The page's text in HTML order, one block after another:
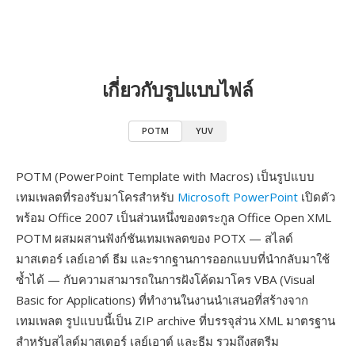
เกี่ยวกับรูปแบบไฟล์
POTM YUV
POTM (PowerPoint Template with Macros) เป็นรูปแบบ
เทมเพลตที่รองรับมาโครสำหรับ Microsoft PowerPoint เปิดตัว
พร้อม Office 2007 เป็นส่วนหนึ่งของตระกูล Office Open XML
POTM ผสมผสานฟังก์ชันเทมเพลตของ POTX — สไลด์
มาสเตอร์ เลย์เอาต์ ธีม และรากฐานการออกแบบที่นำกลับมาใช้
ซ้ำได้ — กับความสามารถในการฝังโค้ดมาโคร VBA (Visual
Basic for Applications) ที่ทำงานในงานนำเสนอที่สร้างจาก
เทมเพลต รูปแบบนี้เป็น ZIP archive ที่บรรจุส่วน XML มาตรฐาน
สำหรับสไลด์มาสเตอร์ เลย์เอาต์ และธีม รวมถึงสตรีม